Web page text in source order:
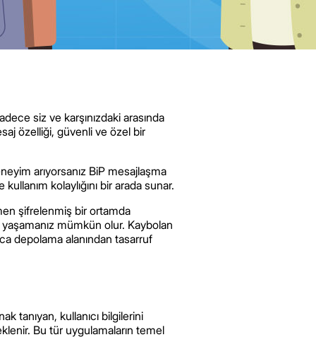
siz ve karşınızdaki arasında
özelliği, güvenli ve özel bir
arıyorsanız BiP mesajlaşma
kolaylığını bir arada sunar.
şifrelenmiş bir ortamda
mümkün olur. Kaybolan
depolama alanından tasarruf
tanıyan, kullanıcı bilgilerini
Bu tür uygulamaların temel